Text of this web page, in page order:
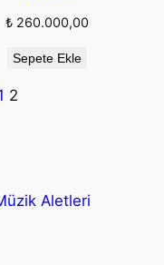
₺ 260.000,00
Sepete Ekle
2
Aletleri